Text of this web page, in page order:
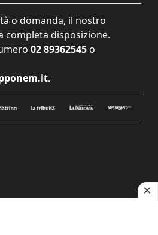
o domanda, il nostro
completa disposizione.
02 89362545 o
.